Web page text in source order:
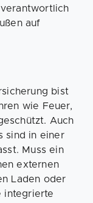
auf
bist
wie Feuer,
Auch
sind in einer
Muss ein
externen
Laden oder
integrierte